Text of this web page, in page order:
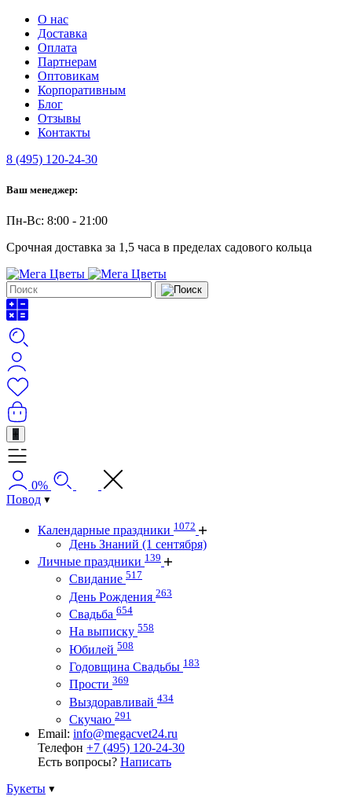
О нас
Доставка
Оплата
Партнерам
Оптовикам
Корпоративным
Блог
Отзывы
Контакты
8 (495) 120-24-30
Ваш менеджер:
Пн-Вс: 8:00 - 21:00
Срочная доставка за 1,5 часа в пределах садового кольца
+
0%
Повод
Календарные праздники 1072
День Знаний (1 сентября)
Личные праздники 139
Свидание 517
День Рождения 263
Свадьба 654
На выписку 558
Юбилей 508
Годовщина Свадьбы 183
Прости 369
Выздоравливай 434
Скучаю 291
Email: info@megacvet24.ru
Телефон +7 (495) 120-24-30
Есть вопросы? Написать
Букеты